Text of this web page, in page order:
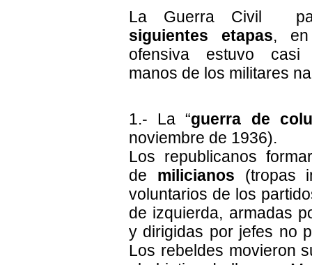
La Guerra Civil
siguientes etapas,
ofensiva estuvo
manos de los militares
1.- La “guerra de
noviembre de 1936).
Los republicanos
de milicianos (tropas
voluntarios de los
de izquierda, armadas
y dirigidas por jefes no
Los rebeldes movieron